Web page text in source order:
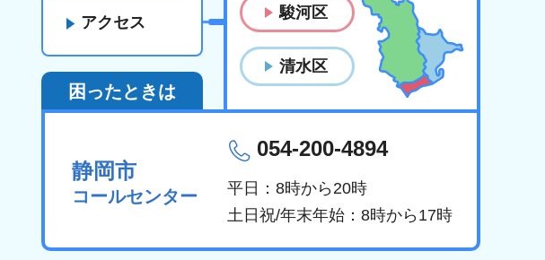
アクセス
駿河区
清水区
困ったときは
静岡市
コールセンター
054-200-4894
平日：8時から20時
土日祝/年末年始：8時から17時